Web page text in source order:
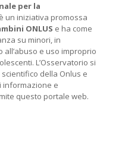
per la
è un iniziativa promossa
ONLUS e ha come
su minori, in
e uso improprio
L’Osservatorio si
della Onlus e
informazione e
questo portale web.